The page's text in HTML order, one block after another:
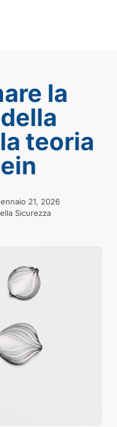
la
teoria
21, 2026
Sicurezza